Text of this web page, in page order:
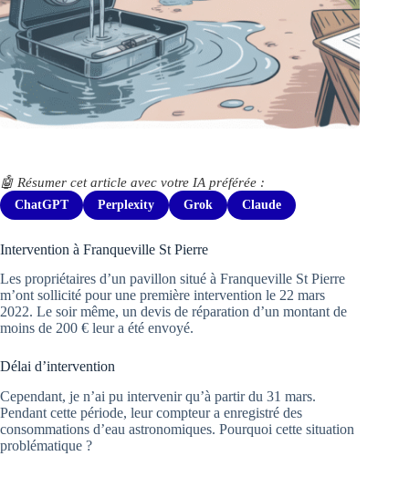
🤖 Résumer cet article avec votre IA préférée :
ChatGPT Perplexity Grok Claude
Intervention à Franqueville St Pierre
Les propriétaires d’un pavillon situé à Franqueville St Pierre
m’ont sollicité pour une première intervention le 22 mars
2022. Le soir même, un devis de réparation d’un montant de
moins de 200 € leur a été envoyé.
Délai d’intervention
Cependant, je n’ai pu intervenir qu’à partir du 31 mars.
Pendant cette période, leur compteur a enregistré des
consommations d’eau astronomiques. Pourquoi cette situation
problématique ?